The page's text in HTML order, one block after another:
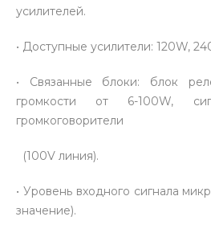
усилителей.
• Доступные усилители: 120W,
• Связанные блоки: блок
громкости от 6-100W,
громкоговорители
(100V линия).
• Уровень входного сигнала
значение).